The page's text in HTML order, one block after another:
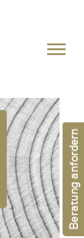
Beratung anfordern